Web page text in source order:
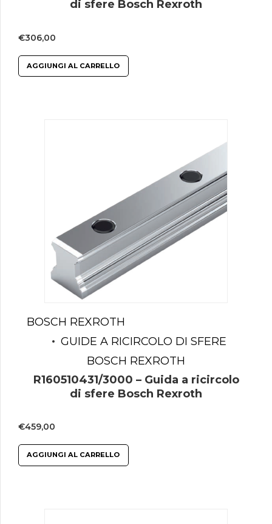
di sfere Bosch Rexroth
€306,00
AGGIUNGI AL CARRELLO
BOSCH REXROTH
GUIDE A RICIRCOLO DI SFERE
BOSCH REXROTH
R160510431/3000 – Guida a ricircolo
di sfere Bosch Rexroth
€459,00
AGGIUNGI AL CARRELLO